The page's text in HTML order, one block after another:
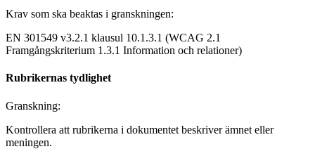
Krav som ska beaktas i granskningen:
EN 301549 v3.2.1 klausul 10.1.3.1 (WCAG 2.1
Framgångskriterium 1.3.1 Information och relationer)
Rubrikernas tydlighet
Granskning:
Kontrollera att rubrikerna i dokumentet beskriver ämnet eller
meningen.